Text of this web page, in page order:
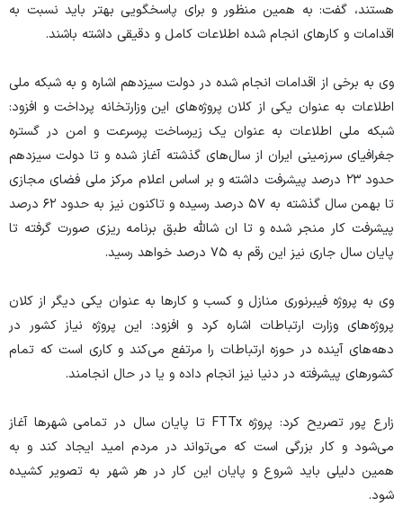
هستند، گفت: به همین منظور و برای پاسخگویی بهتر باید نسبت به
اقدامات و کار‌های انجام شده اطلاعات کامل و دقیقی داشته باشند.
وی به برخی از اقدامات انجام شده در دولت سیزدهم اشاره و به شبکه ملی
اطلاعات به عنوان یکی از کلان پروژه‌های این وزارتخانه پرداخت و افزود:
شبکه ملی اطلاعات به عنوان یک زیرساخت پرسرعت و امن در گستره
جغرافیای سرزمینی ایران از سال‌های گذشته آغاز شده و تا دولت سیزدهم
حدود ۲۳ درصد پیشرفت داشته و بر اساس اعلام مرکز ملی فضای مجازی
تا بهمن سال گذشته به ۵۷ درصد رسیده و تاکنون نیز به حدود ۶۲ درصد
پیشرفت کار منجر شده و تا ان شالله طبق برنامه ریزی صورت گرفته تا
پایان سال جاری نیز این رقم به ۷۵ درصد خواهد رسید.
وی به پروژه فیبرنوری منازل و کسب و کار‌ها به عنوان یکی دیگر از کلان
پروژه‌های وزارت ارتباطات اشاره کرد و افزود: این پروژه نیاز کشور در
دهه‌های آینده در حوزه ارتباطات را مرتفع می‌کند و کاری است که تمام
کشور‌های پیشرفته در دنیا نیز انجام داده و یا در حال انجامند.
زارع پور تصریح کرد: پروژه FTTx تا پایان سال در تمامی شهر‌ها آغاز
می‌شود و کار بزرگی است که می‌تواند در مردم امید ایجاد کند و به
همین دلیلی باید شروع و پایان این کار در هر شهر به تصویر کشیده
شود.